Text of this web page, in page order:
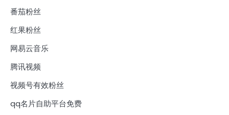
番茄粉丝
红果粉丝
网易云音乐
腾讯视频
视频号有效粉丝
qq名片自助平台免费